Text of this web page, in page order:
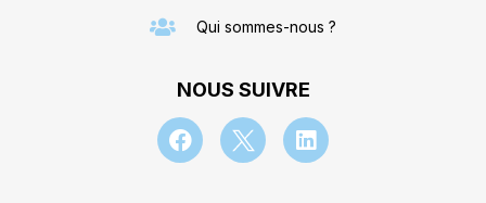
Qui sommes-nous ?
NOUS SUIVRE